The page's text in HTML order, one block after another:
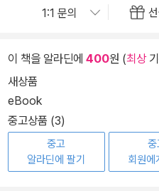
이 책을 알라딘에 400원 (최상기
새상품
eBook
중고상품 (3)
중고
알라딘에 팔기
회원에